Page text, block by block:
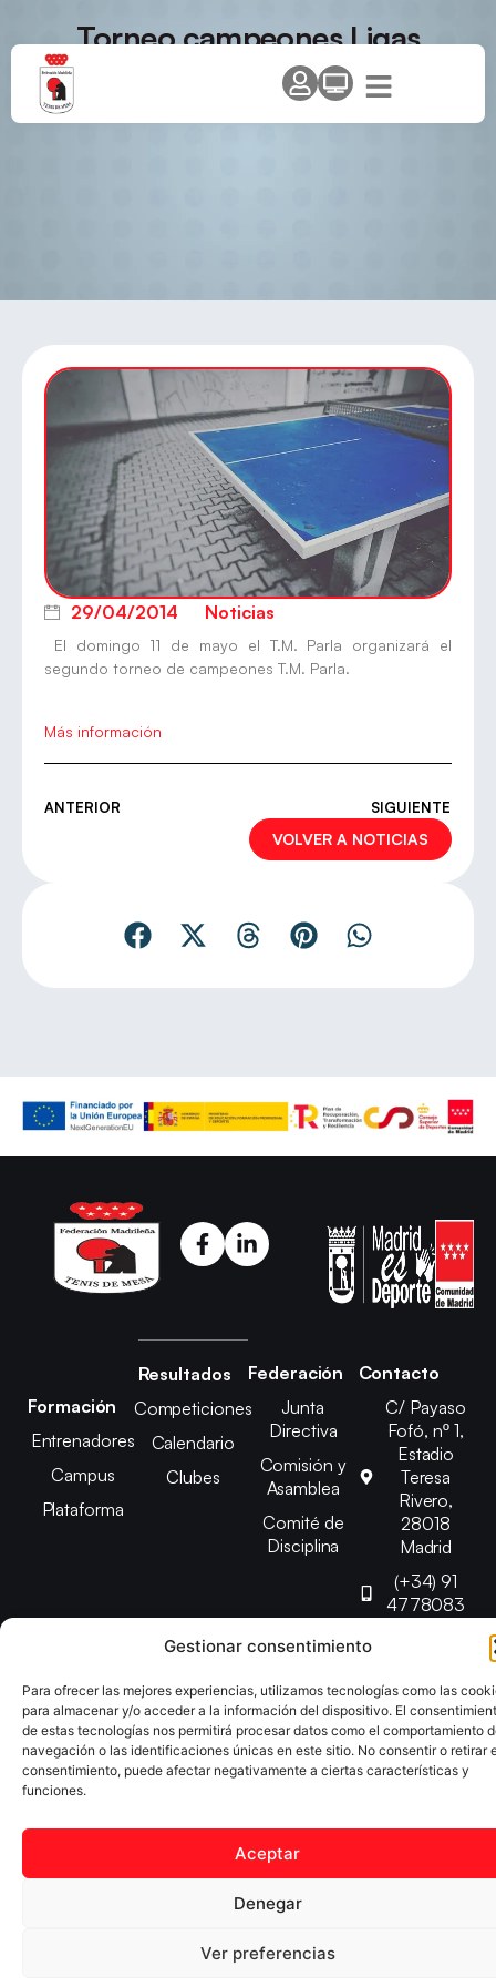
Gestionar consentimiento
Para ofrecer las mejores experiencias, utilizamos tecnologías como las
para almacenar y/o acceder a la información del dispositivo. El
de estas tecnologías nos permitirá procesar datos como el comportamiento
navegación o las identificaciones únicas en este sitio. No consentir o retirar
consentimiento, puede afectar negativamente a ciertas características y
funciones.
Aceptar
Denegar
Ver preferencias
Torneo campeones Ligas
Territoriales
29/04/2014 Noticias
El domingo 11 de mayo el T.M. Parla organizará el
segundo torneo de campeones T.M. Parla.
Más información
ANTERIOR SIGUIENTE
VOLVER A NOTICIAS
Formación
Entrenadores
Campus
Plataforma
Resultados
Competiciones
Calendario
Clubes
Federación
Junta
Directiva
Comisión y
Asamblea
Comité de
Disciplina
Contacto
C/ Payaso
Fofó, nº 1,
Estadio
Teresa
Rivero,
28018
Madrid
(+34) 91
4778083
Copyright © 2025 Federación Madrileña de Tenis de Mesa |
Desarrollado porTOOOLS
Aviso Legal